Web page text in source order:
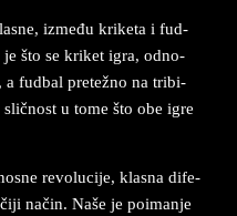
između kri­ke­ta i fud­
­je što se kri­ket igra, od­no­
a fud­bal pre­težno na tri­bi­
u tome što obe igre
re­vo­lu­ci­je, kla­sna di­fe­
način. Naše je po­i­man­je